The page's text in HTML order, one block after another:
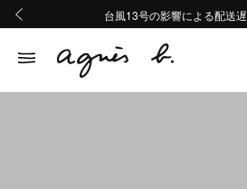
熊本地域地震の影響による配送
Summer Sale
台風13号の影響による配送
熊本地域地震の影響による配送
Summer Sale